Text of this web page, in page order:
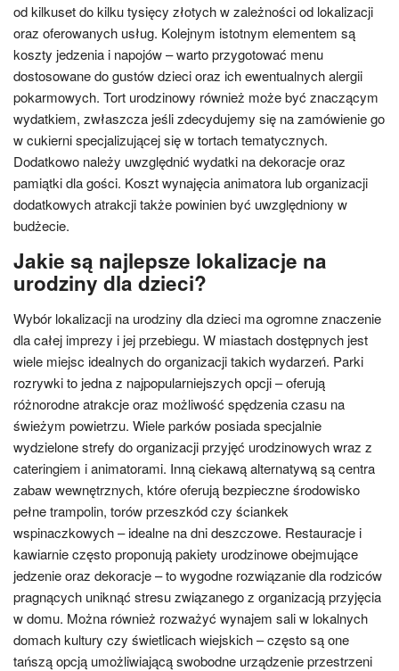
od kilkuset do kilku tysięcy złotych w zależności od lokalizacji
oraz oferowanych usług. Kolejnym istotnym elementem są
koszty jedzenia i napojów – warto przygotować menu
dostosowane do gustów dzieci oraz ich ewentualnych alergii
pokarmowych. Tort urodzinowy również może być znaczącym
wydatkiem, zwłaszcza jeśli zdecydujemy się na zamówienie go
w cukierni specjalizującej się w tortach tematycznych.
Dodatkowo należy uwzględnić wydatki na dekoracje oraz
pamiątki dla gości. Koszt wynajęcia animatora lub organizacji
dodatkowych atrakcji także powinien być uwzględniony w
budżecie.
Jakie są najlepsze lokalizacje na
urodziny dla dzieci?
Wybór lokalizacji na urodziny dla dzieci ma ogromne znaczenie
dla całej imprezy i jej przebiegu. W miastach dostępnych jest
wiele miejsc idealnych do organizacji takich wydarzeń. Parki
rozrywki to jedna z najpopularniejszych opcji – oferują
różnorodne atrakcje oraz możliwość spędzenia czasu na
świeżym powietrzu. Wiele parków posiada specjalnie
wydzielone strefy do organizacji przyjęć urodzinowych wraz z
cateringiem i animatorami. Inną ciekawą alternatywą są centra
zabaw wewnętrznych, które oferują bezpieczne środowisko
pełne trampolin, torów przeszkód czy ściankek
wspinaczkowych – idealne na dni deszczowe. Restauracje i
kawiarnie często proponują pakiety urodzinowe obejmujące
jedzenie oraz dekoracje – to wygodne rozwiązanie dla rodziców
pragnących uniknąć stresu związanego z organizacją przyjęcia
w domu. Można również rozważyć wynajem sali w lokalnych
domach kultury czy świetlicach wiejskich – często są one
tańszą opcją umożliwiającą swobodne urządzenie przestrzeni